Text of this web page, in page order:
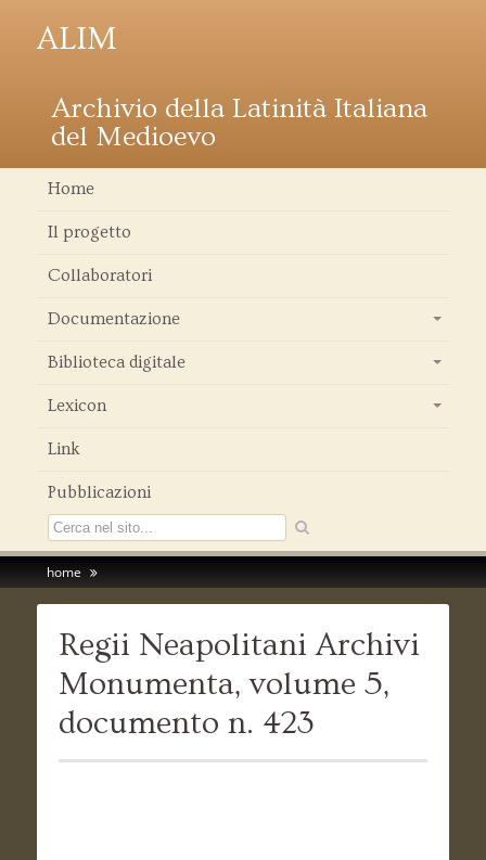
ALIM
Archivio della Latinità Italiana
del Medioevo
Home
Il progetto
Collaboratori
Documentazione
Biblioteca digitale
Lexicon
Link
Pubblicazioni
home
Regii Neapolitani Archivi
Monumenta, volume 5,
documento n. 423